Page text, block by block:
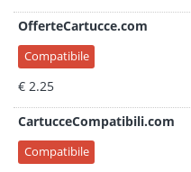
OfferteCartucce.com
Compatibile
€ 2.25
CartucceCompatibili.com
Compatibile